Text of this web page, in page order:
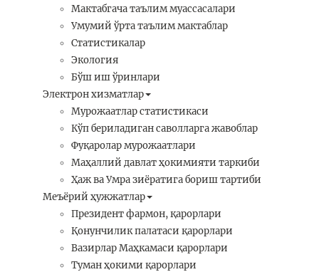
Мактабгача таълим муассасалари
Умумий ўрта таълим мактаблар
Статистикалар
Экология
Бўш иш ўринлари
Электрон хизматлар
Мурожаатлар статистикаси
Кўп бериладиган саволларга жавоблар
Фуқаролар мурожаатлари
Маҳаллий давлат ҳокимияти таркиби
Ҳаж ва Умра зиёратига бориш тартиби
Меъёрий ҳужжатлар
Президент фармон, қарорлари
Қонунчилик палатаси қарорлари
Вазирлар Маҳкамаси қарорлари
Туман ҳокими қарорлари